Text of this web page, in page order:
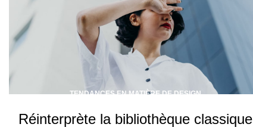
TENDANCES EN MATIÈRE DE DESIGN
Réinterprète la bibliothèque classique